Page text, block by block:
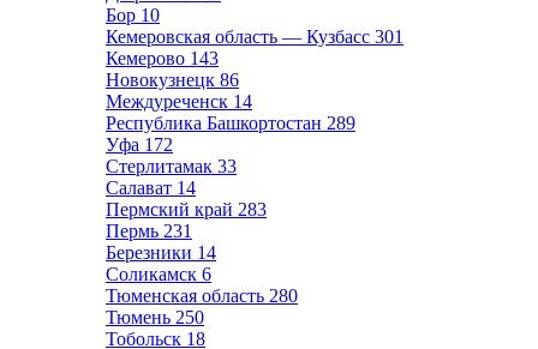
Бор 10
Кемеровская область — Кузбасс 301
Кемерово 143
Новокузнецк 86
Междуреченск 14
Республика Башкортостан 289
Уфа 172
Стерлитамак 33
Салават 14
Пермский край 283
Пермь 231
Березники 14
Соликамск 6
Тюменская область 280
Тюмень 250
Тобольск 18